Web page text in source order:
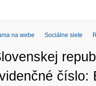
na webe Sociálne siete
číslo: